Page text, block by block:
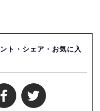
ト・シェア・お気に入